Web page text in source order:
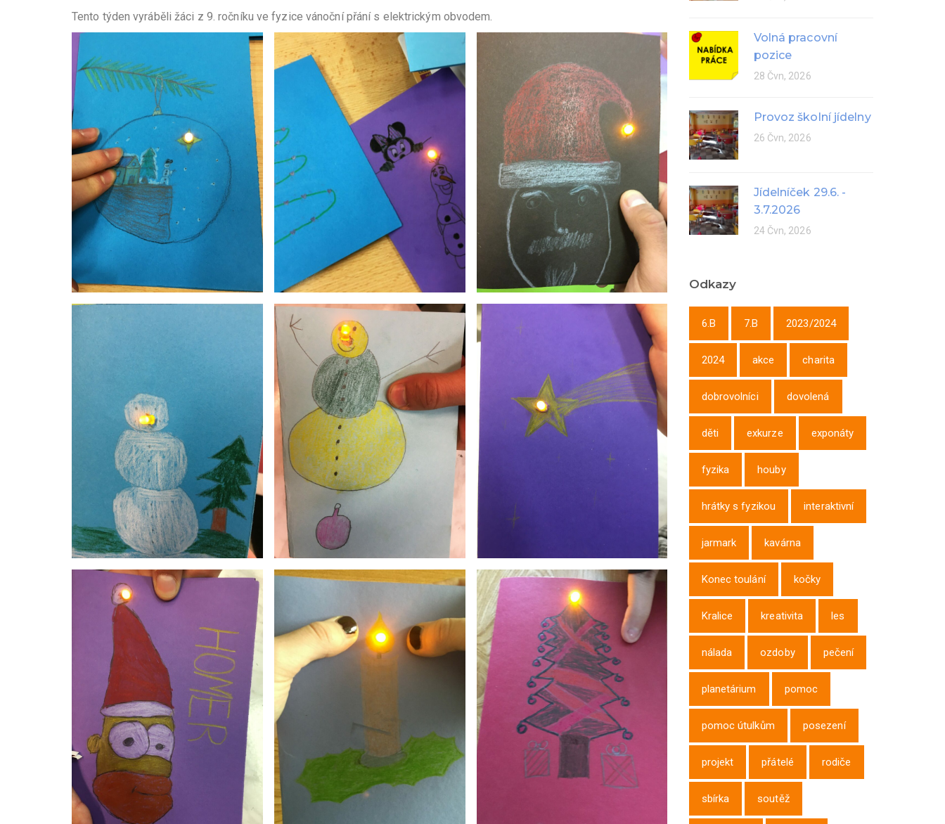
Tento týden vyráběli žáci z 9. ročníku ve fyzice vánoční přání s elektrickým obvodem.
Volná pracovní
pozice
28 Čvn, 2026
Provoz školní jídelny
26 Čvn, 2026
Jídelníček 29.6. -
3.7.2026
24 Čvn, 2026
Odkazy
6.B 7.B 2023/2024
2024 akce charita
dobrovolníci dovolená
děti exkurze exponáty
fyzika houby
hrátky s fyzikou interaktivní
jarmark kavárna
Konec toulání kočky
Kralice kreativita les
nálada ozdoby pečení
planetárium pomoc
pomoc útulkům posezení
projekt přátelé rodiče
sbírka soutěž